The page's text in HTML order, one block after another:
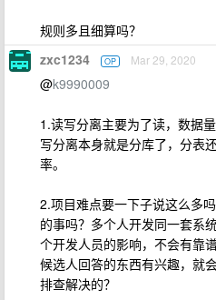
规则多且细算吗？
zxc1234 OP Mar 29, 2020
@k9990009
1.读写分离主要为了读，数据
写分离本身就是分库了，分表
率。
2.项目难点要一下子说这么多
的事吗？多个人开发同一套系
个开发人员的影响，不会有靠
候选人回答的东西有兴趣，就
排查解决的？